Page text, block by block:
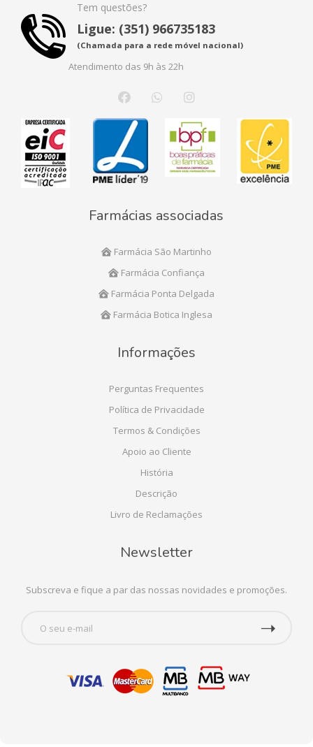
Tem questões?
Ligue: (351) 966735183
(Chamada para a rede móvel nacional)
Atendimento das 9h às 22h
Farmácias associadas
Farmácia São Martinho
Farmácia Confiança
Farmácia Ponta Delgada
Farmácia Botica Inglesa
Informações
Perguntas Frequentes
Política de Privacidade
Termos & Condições
Apoio ao Cliente
História
Descrição
Livro de Reclamações
Newsletter
Subscreva e fique a par das nossas novidades e promoções.